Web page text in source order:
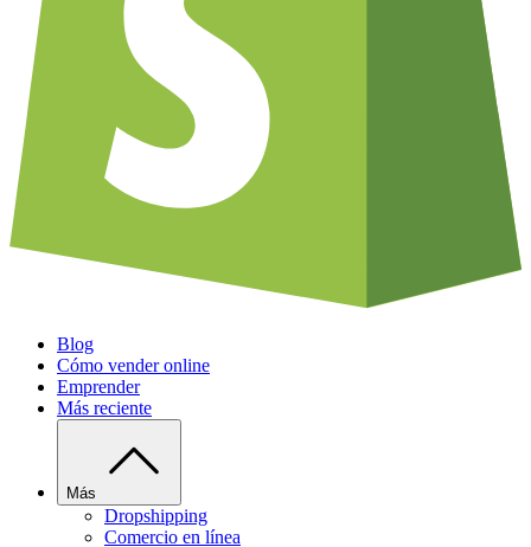
Blog
Cómo vender online
Emprender
Más reciente
Más
Dropshipping
Comercio en línea